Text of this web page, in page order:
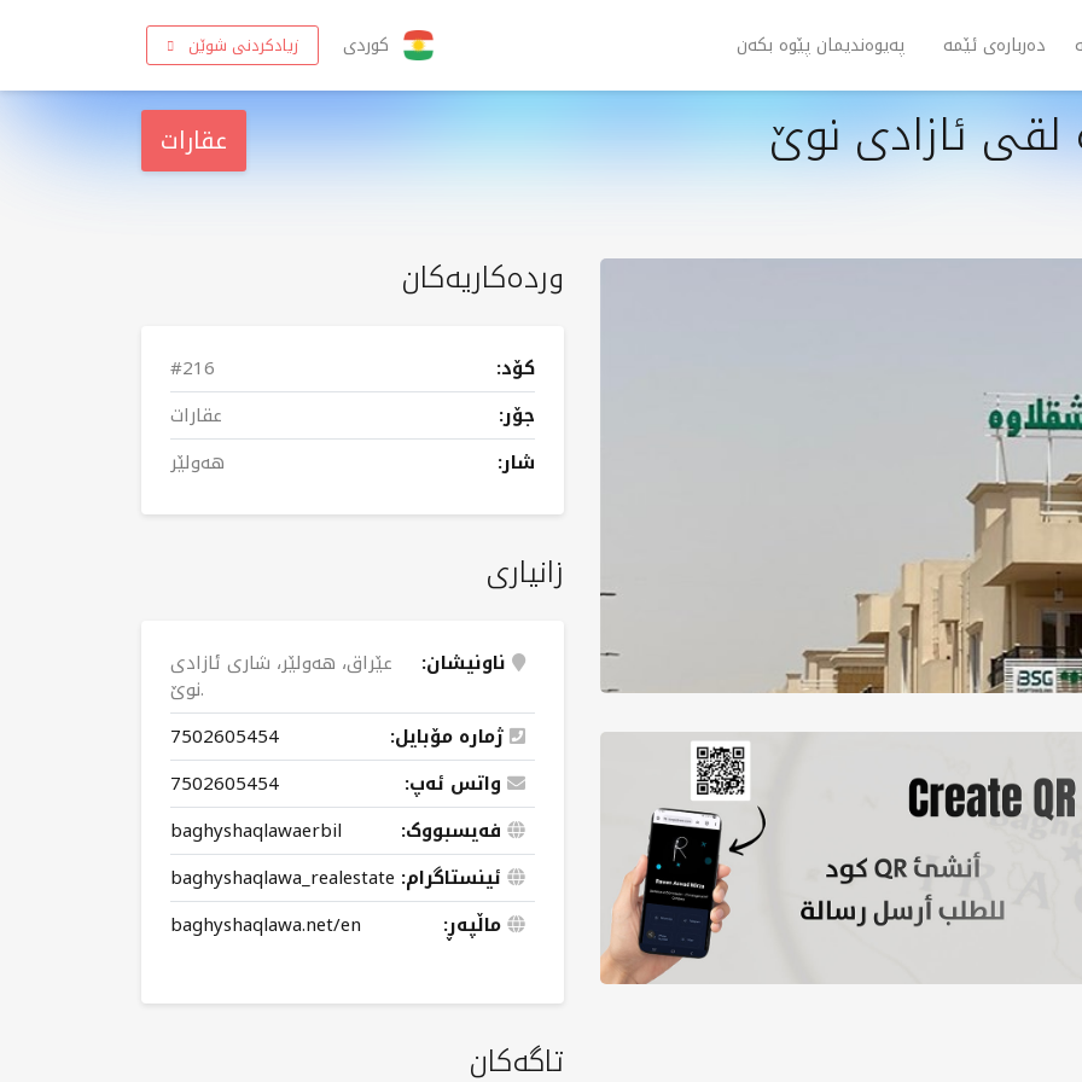
دەربارەی ئێمە پەیوەندیمان پێوە بکەن کوردی زیادکردنی شوێن
ئازادی نوێ عقارات
وردەکاریەکان
کۆد:
#216
جۆر:
عقارات
شار:
هەولێر
زانیاری
ناونیشان: عێراق، هەولێر، شاری ئازادی
نوێ.
ژمارە مۆبایل:
7502605454
واتس ئەپ:
7502605454
فەیسبووک:
baghyshaqlawaerbil
ئینستاگرام: baghyshaqlawa_realestate
ماڵپەڕ:
baghyshaqlawa.net/en
تاگەکان